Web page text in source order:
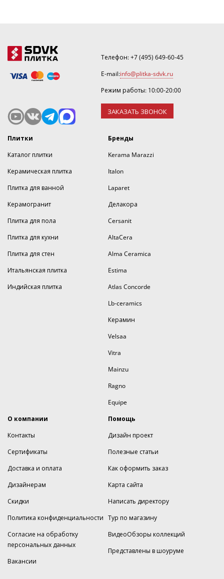
Телефон:+7 (495) 649-60-45
E-mail:info@plitka-sdvk.ru
Режим работы: 10:00-20:00
ЗАКАЗАТЬ ЗВОНОК
Плитки
Каталог плитки
Керамическая плитка
Плитка для ванной
Керамогранит
Плитка для пола
Плитка для кухни
Плитка для стен
Итальянская плитка
Индийская плитка
Бренды
Kerama Marazzi
Italon
Laparet
Делакора
Cersanit
AltaCera
Alma Ceramica
Estima
Atlas Concorde
Lb-ceramics
Керамин
Velsaa
Vitra
Mainzu
Ragno
Equipe
О компании
Контакты
Сертификаты
Доставка и оплата
Дизайнерам
Скидки
Политика конфиденциальности
Согласие на обработку
персональных данных
Вакансии
Помощь
Дизайн проект
Полезные статьи
Как оформить заказ
Карта сайта
Написать директору
Тур по магазину
ВидеоОбзоры коллекций
Представлены в шоуруме